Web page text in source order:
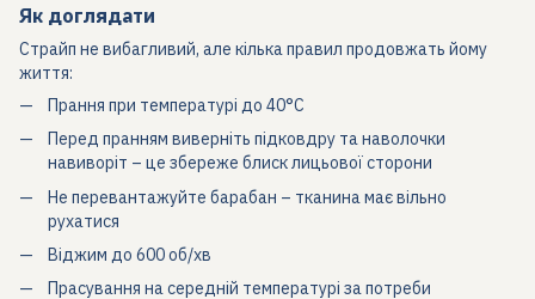
Як доглядати
Страйп не вибагливий, але кілька правил продовжать йому
життя:
Прання при температурі до 40°C
Перед пранням виверніть підковдру та наволочки
навиворіт – це збереже блиск лицьової сторони
Не перевантажуйте барабан – тканина має вільно
рухатися
Віджим до 600 об/хв
Прасування на середній температурі за потреби